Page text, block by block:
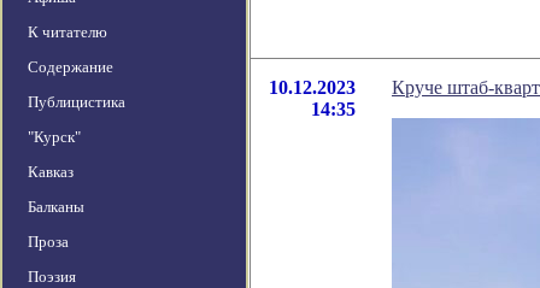
К читателю
Содержание
Публицистика
"Курск"
Кавказ
Балканы
Проза
Поэзия
10.12.2023
14:35
Круче штаб-